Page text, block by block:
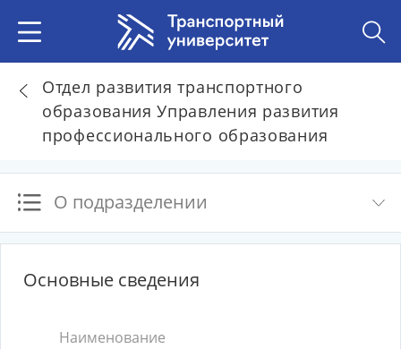
Отдел развития транспортного
образования Управления развития
профессионального образования
О подразделении
Основные сведения
Наименование